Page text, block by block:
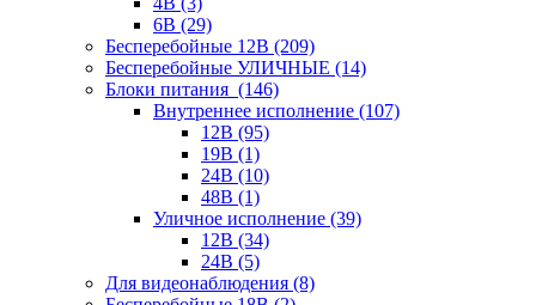
6В (29)
Бесперебойные 12В (209)
Бесперебойные УЛИЧНЫЕ (14)
Блоки питания (146)
Внутреннее исполнение (107)
12В (95)
19В (1)
24В (10)
48В (1)
Уличное исполнение (39)
12В (34)
24В (5)
Для видеонаблюдения (8)